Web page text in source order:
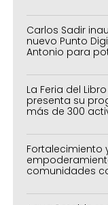
agrícolas,
forestal
Carlos Sadir
nuevo Punto
Antonio para
inclusión
La Feria del
presenta su
más de 300
Fortalecimiento
comunidades